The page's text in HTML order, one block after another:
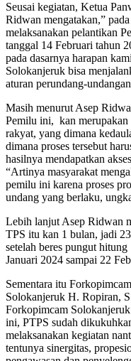
Seusai kegiatan, Ketua
Ridwan mengatakan,”
melaksanakan pelantikan
tanggal 14 Februari tahun
pada dasarnya harapan
Solokanjeruk bisa
aturan perundang-
Masih menurut Asep
Pemilu ini, kan merupakan
rakyat, yang dimana
dimana proses tersebut
hasilnya mendapatkan
“Artinya masyarakat
pemilu ini karena proses
undang yang berlaku,
Lebih lanjut Asep Ridwan
TPS itu kan 1 bulan, jadi
setelah beres pungut
Januari 2024 sampai 22
Sementara itu
Solokanjeruk H. Ropiran,
Forkopimcam
ini, PTPS sudah
melaksanakan kegiatan
tentunya sinergitas,